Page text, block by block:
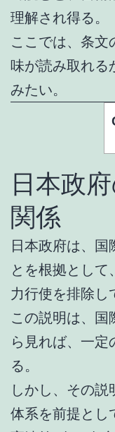
理解され得る。
ここでは、条文
味が読み取れる
みたい。
日本政
関係
日本政府は、国
とを根拠として
力行使を排除し
この説明は、国
ら見れば、一定
る。
しかし、その
体系を前提とし